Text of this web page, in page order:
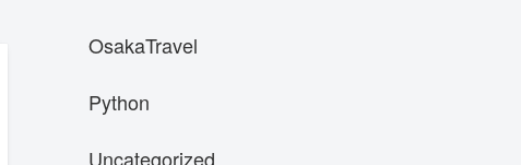
OsakaTravel
Python
Uncategorized